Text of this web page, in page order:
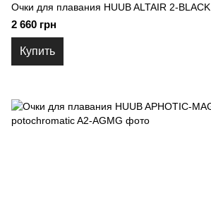
Очки для плавания HUUB ALTAIR 2-BLACK
2 660 грн
Купить